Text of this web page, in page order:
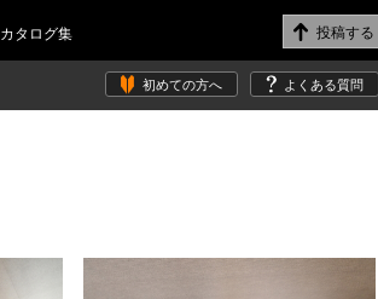
カタログ集
初めての方へ よくある質問